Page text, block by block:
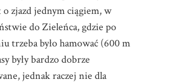
o zjazd jednym ciągiem, w
do Zieleńca, gdzie po
trzeba było hamować (600 m
były bardzo dobrze
jednak raczej nie dla